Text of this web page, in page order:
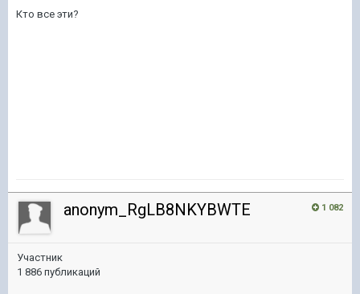
Кто все эти?
1 082
anonym_RgLB8NKYBWTE
Участник
1 886 публикаций